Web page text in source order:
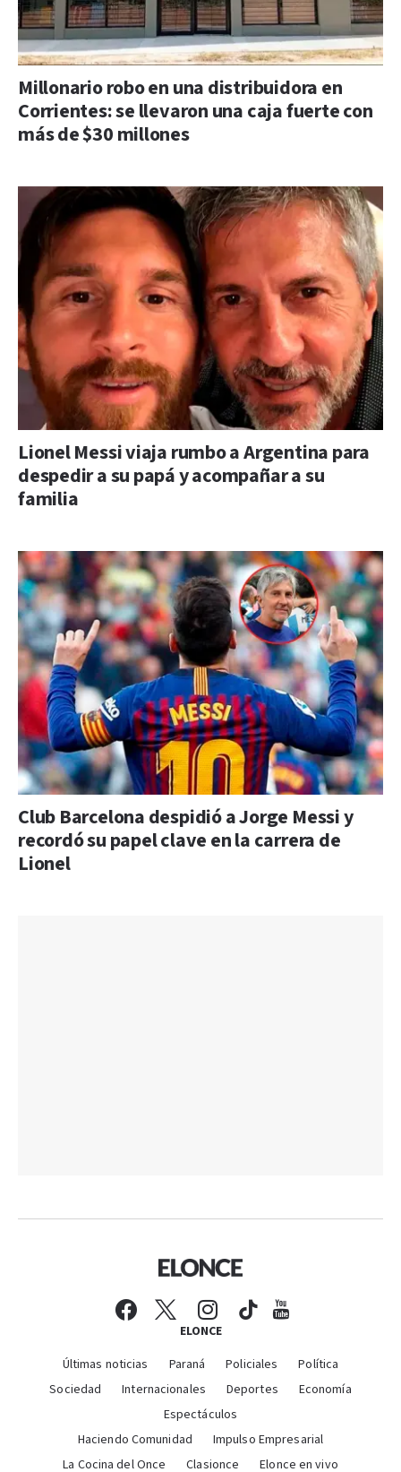
Millonario robo en una distribuidora en
Corrientes: se llevaron una caja fuerte con
más de $30 millones
Lionel Messi viaja rumbo a Argentina para
despedir a su papá y acompañar a su
familia
Club Barcelona despidió a Jorge Messi y
recordó su papel clave en la carrera de
Lionel
ELONCE
Últimas noticias Paraná Policiales
Política
Sociedad
Internacionales Deportes
Economía
Espectáculos
Haciendo Comunidad
Impulso Empresarial
La Cocina del Once
Clasionce Elonce en vivo